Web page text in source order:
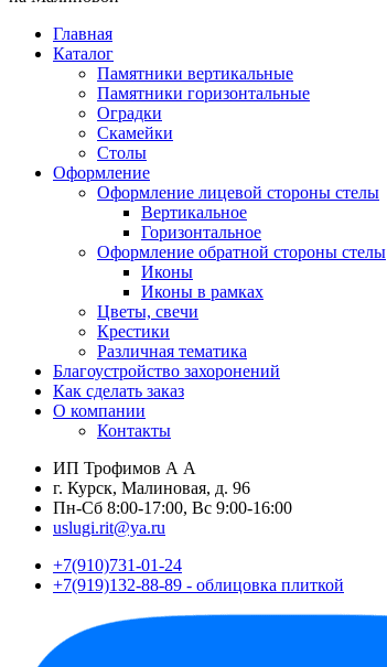
Главная
Каталог
Памятники вертикальные
Памятники горизонтальные
Оградки
Скамейки
Столы
Оформление
Оформление лицевой стороны стелы
Вертикальное
Горизонтальное
Оформление обратной стороны стелы
Иконы
Иконы в рамках
Цветы, свечи
Крестики
Различная тематика
Благоустройство захоронений
Как сделать заказ
О компании
Контакты
ИП Трофимов А А
г. Курск, Малиновая, д. 96
Пн-Сб 8:00-17:00, Вс 9:00-16:00
uslugi.rit@ya.ru
+7(910)731-01-24
+7(919)132-88-89 - облицовка плиткой